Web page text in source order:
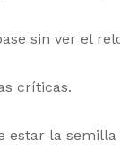
sin ver el
críticas.
la